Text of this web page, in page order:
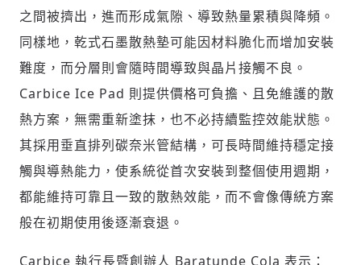
之間被擠出，進而形成氣隙、導致熱量累積與降頻。
同樣地，乾式石墨散熱墊可能因材料脆化而增加安裝
難度，而分層則會隨時間導致與晶片接觸不良。
Carbice Ice Pad 則提供價格可負擔、且免維護的散
熱方案，無需重新塗抹，也不必持續監控效能狀態。
其採用垂直排列碳奈米管結構，可長時間維持穩定接
觸與導熱能力，使系統從首次安裝到整個使用週期，
都能維持可靠且一致的散熱效能，而不會像傳統方案
般在初期使用後逐漸衰退。
Carbice 執行長暨創辦人 Baratunde Cola 表示：